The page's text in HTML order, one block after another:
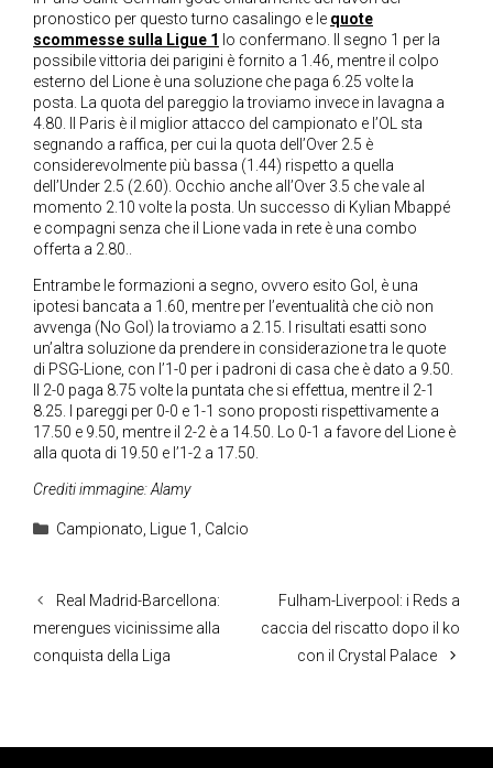
pronostico per questo turno casalingo e le quote
scommesse sulla Ligue 1 lo confermano. Il segno 1 per la
possibile vittoria dei parigini è fornito a 1.46, mentre il colpo
esterno del Lione è una soluzione che paga 6.25 volte la
posta. La quota del pareggio la troviamo invece in lavagna a
4.80. Il Paris è il miglior attacco del campionato e l’OL sta
segnando a raffica, per cui la quota dell’Over 2.5 è
considerevolmente più bassa (1.44) rispetto a quella
dell’Under 2.5 (2.60). Occhio anche all’Over 3.5 che vale al
momento 2.10 volte la posta. Un successo di Kylian Mbappé
e compagni senza che il Lione vada in rete è una combo
offerta a 2.80..
Entrambe le formazioni a segno, ovvero esito Gol, è una
ipotesi bancata a 1.60, mentre per l’eventualità che ciò non
avvenga (No Gol) la troviamo a 2.15. I risultati esatti sono
un’altra soluzione da prendere in considerazione tra le quote
di PSG-Lione, con l’1-0 per i padroni di casa che è dato a 9.50.
Il 2-0 paga 8.75 volte la puntata che si effettua, mentre il 2-1
8.25. I pareggi per 0-0 e 1-1 sono proposti rispettivamente a
17.50 e 9.50, mentre il 2-2 è a 14.50. Lo 0-1 a favore del Lione è
alla quota di 19.50 e l’1-2 a 17.50.
Crediti immagine: Alamy
Categorie
Campionato, Ligue 1 , Calcio
Real Madrid-Barcellona:
merengues vicinissime alla
conquista della Liga
Fulham-Liverpool: i Reds a
caccia del riscatto dopo il ko
con il Crystal Palace